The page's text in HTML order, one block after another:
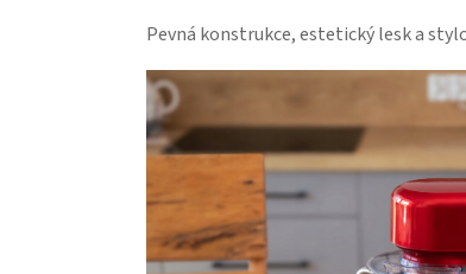
Pevná konstrukce, estetický lesk a